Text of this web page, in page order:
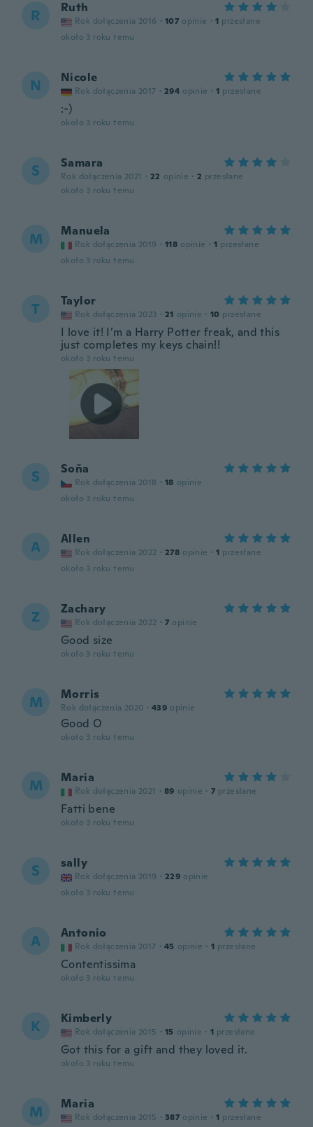
R Ruth
Rok dołączenia 2016 · 107 opinie · 1 przesłane
około 3 roku temu
N Nicole
Rok dołączenia 2017 · 294 opinie · 1 przesłane
:-)
około 3 roku temu
S Samara
Rok dołączenia 2021 · 22 opinie · 2 przesłane
około 3 roku temu
M Manuela
Rok dołączenia 2019 · 118 opinie · 1 przesłane
około 3 roku temu
T Taylor
Rok dołączenia 2023 · 21 opinie · 10 przesłane
I love it! I’m a Harry Potter freak, and this
just completes my keys chain!!
około 3 roku temu
S Soňa
Rok dołączenia 2018 · 18 opinie
około 3 roku temu
A Allen
Rok dołączenia 2022 · 278 opinie · 1 przesłane
około 3 roku temu
Z Zachary
Rok dołączenia 2022 · 7 opinie
Good size
około 3 roku temu
M Morris
Rok dołączenia 2020 · 439 opinie
Good O
około 3 roku temu
M Maria
Rok dołączenia 2021 · 89 opinie · 7 przesłane
Fatti bene
około 3 roku temu
S sally
Rok dołączenia 2019 · 229 opinie
około 3 roku temu
A Antonio
Rok dołączenia 2017 · 45 opinie · 1 przesłane
Contentissima
około 3 roku temu
K Kimberly
Rok dołączenia 2015 · 15 opinie · 1 przesłane
Got this for a gift and they loved it.
około 3 roku temu
M Maria
Rok dołączenia 2015 · 387 opinie · 1 przesłane